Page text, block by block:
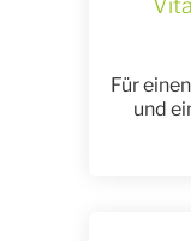
Für
und